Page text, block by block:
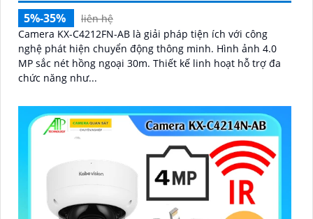
5%-35%
liên hệ
Camera KX-C4212FN-AB là giải pháp tiện ích với công
nghệ phát hiện chuyển động thông minh. Hình ảnh 4.0
MP sắc nét hồng ngoại 30m. Thiết kế linh hoạt hỗ trợ đa
chức năng như...